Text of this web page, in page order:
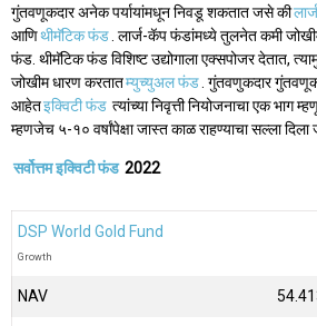
गुंतवणूकदार अनेक पर्यायांमधून निवडू शकतात जसे की
आणिथीमॅटिक फंड . लार्ज-कॅप फंडांमध्ये तुलनेत कमी
फंड. थीमॅटिक फंड विशिष्ट उद्योगाला एक्सपोजर देतात,
जोखीम धारण करतातम्युच्युअल फंड . गुंतवणुकदार
आहेतइक्विटी फंड त्यांच्या निवृत्ती नियोजनाचा एक भाग
म्हणजेच ५-१० वर्षांपेक्षा जास्त काळ राहण्याचा सल्ला दिला
सर्वोत्तम इक्विटी फंड 2022
DSP World Gold Fund
Growth
NAV